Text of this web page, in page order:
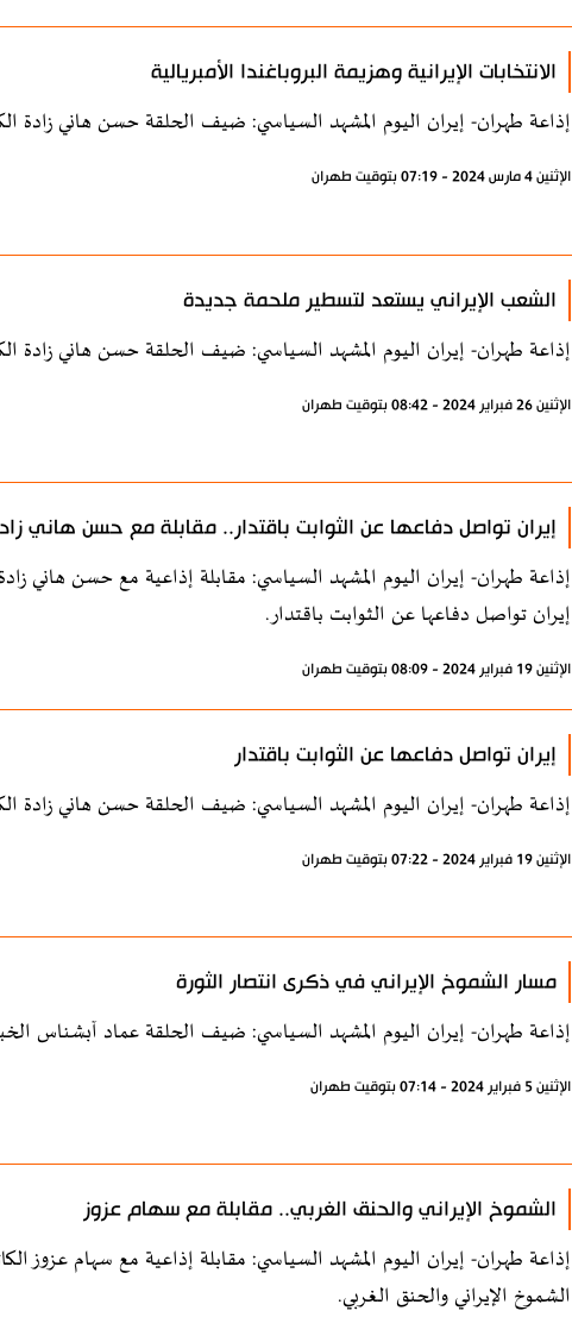
الانتخابات الإيرانية وهزيمة البروباغندا الأمبريالية
إذاعة طهران- إيران اليوم المشهد السياسي: ضيف الحلقة حسن هاني زادة
الإثنين 4 مارس 2024 - 07:19 بتوقيت طهران
الشعب الإيراني يستعد لتسطير ملحمة جديدة
إذاعة طهران- إيران اليوم المشهد السياسي: ضيف الحلقة حسن هاني زادة
الإثنين 26 فبراير 2024 - 08:42 بتوقيت طهران
إيران تواصل دفاعها عن الثوابت باقتدار.. مقابلة مع حسن هاني
إذاعة طهران- إيران اليوم المشهد السياسي: مقابلة إذاعية مع حسن هاني
إيران تواصل دفاعها عن الثوابت باقتدار.
الإثنين 19 فبراير 2024 - 08:09 بتوقيت طهران
إيران تواصل دفاعها عن الثوابت باقتدار
إذاعة طهران- إيران اليوم المشهد السياسي: ضيف الحلقة حسن هاني زادة
الإثنين 19 فبراير 2024 - 07:22 بتوقيت طهران
مسار الشموخ الإيراني في ذكرى انتصار الثورة
إذاعة طهران- إيران اليوم المشهد السياسي: ضيف الحلقة عماد آبشناس
الإثنين 5 فبراير 2024 - 07:14 بتوقيت طهران
الشموخ الإيراني والحنق الغربي.. مقابلة مع سهام عزوز
إذاعة طهران- إيران اليوم المشهد السياسي: مقابلة إذاعية مع سهام عزوز
الشموخ الإيراني والحنق الغربي.